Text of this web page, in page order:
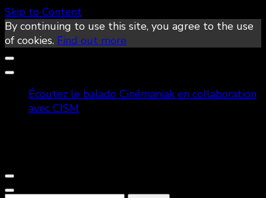
Skip to Content
By continuing to use this site, you agree to the use
of cookies. Find out more
Écoutez le balado Cinémaniak en collaboration
avec CISM